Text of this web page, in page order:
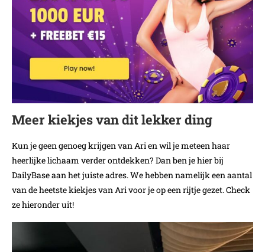
Meer kiekjes van dit lekker ding
Kun je geen genoeg krijgen van Ari en wil je meteen haar
heerlijke lichaam verder ontdekken? Dan ben je hier bij
DailyBase aan het juiste adres. We hebben namelijk een aantal
van de heetste kiekjes van Ari voor je op een rijtje gezet. Check
ze hieronder uit!